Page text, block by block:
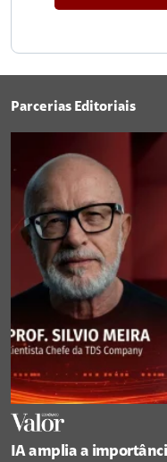
Parcerias Editoriais
IA amplia a